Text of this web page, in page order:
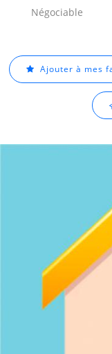
Négociable
Ajouter à mes